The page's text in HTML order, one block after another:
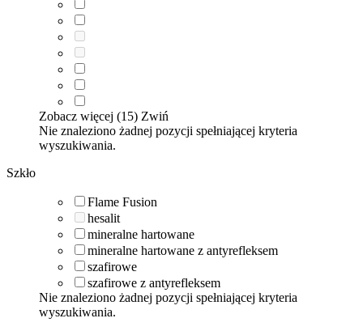
Zobacz więcej (15) Zwiń
Nie znaleziono żadnej pozycji spełniającej kryteria
wyszukiwania.
Szkło
Flame Fusion
hesalit
mineralne hartowane
mineralne hartowane z antyrefleksem
szafirowe
szafirowe z antyrefleksem
Nie znaleziono żadnej pozycji spełniającej kryteria
wyszukiwania.